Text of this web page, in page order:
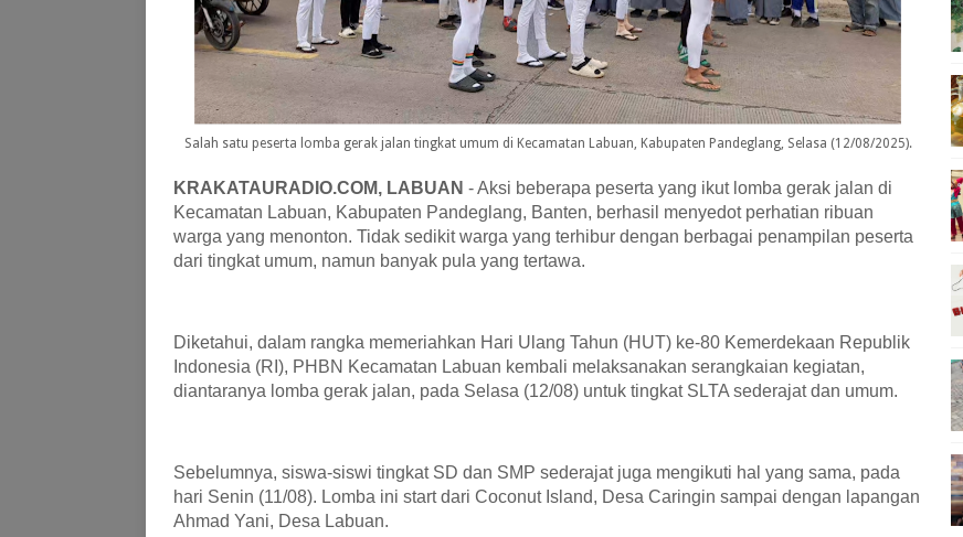
Salah satu peserta lomba gerak jalan tingkat umum di Kecamatan Labuan, Kabupaten Pandeglang, Selasa (12/08/2025).
KRAKATAURADIO.COM, LABUAN - Aksi beberapa peserta yang ikut lomba gerak jalan di
Kecamatan Labuan, Kabupaten Pandeglang, Banten, berhasil menyedot perhatian ribuan
warga yang menonton. Tidak sedikit warga yang terhibur dengan berbagai penampilan peserta
dari tingkat umum, namun banyak pula yang tertawa.
Diketahui, dalam rangka memeriahkan Hari Ulang Tahun (HUT) ke-80 Kemerdekaan Republik
Indonesia (RI), PHBN Kecamatan Labuan kembali melaksanakan serangkaian kegiatan,
diantaranya lomba gerak jalan, pada Selasa (12/08) untuk tingkat SLTA sederajat dan umum.
Sebelumnya, siswa-siswi tingkat SD dan SMP sederajat juga mengikuti hal yang sama, pada
hari Senin (11/08). Lomba ini start dari Coconut Island, Desa Caringin sampai dengan lapangan
Ahmad Yani, Desa Labuan.